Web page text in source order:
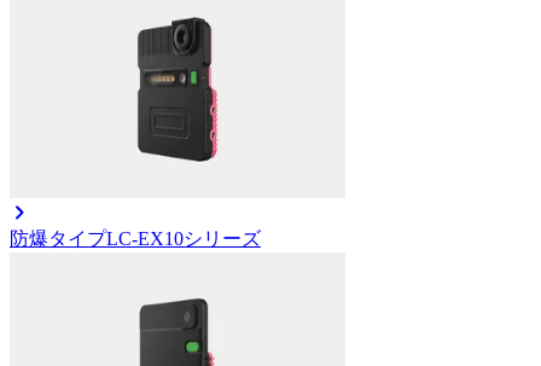
防爆タイプLC-EX10シリーズ